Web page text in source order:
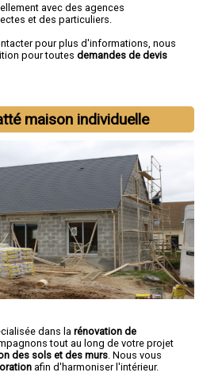
avec des agences
et des particuliers.
pour plus d'informations, nous
pour toutes demandes de devis
maison individuelle
dans la rénovation de
tout au long de votre projet
des sols et des murs. Nous vous
afin d'harmoniser l'intérieur.